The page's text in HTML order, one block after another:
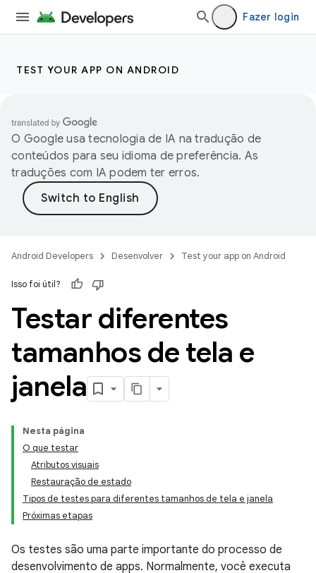
Fazer login
TEST YOUR APP ON ANDROID
O Google usa tecnologia de IA na tradução de
conteúdos para seu idioma de preferência. As
traduções com IA podem ter erros.
Android Developers Desenvolver Test your app on Android
Isso foi útil?
Testar diferentes
tamanhos de tela e
janela
Nesta página
O que testar
Atributos visuais
Restauração de estado
Tipos de testes para diferentes tamanhos de tela e janela
Próximas etapas
Os testes são uma parte importante do processo de
desenvolvimento de apps. Normalmente, você executa